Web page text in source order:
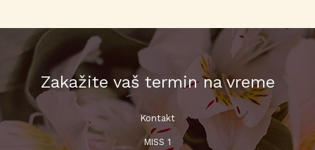
Zakažite vaš termin na vreme
Kontakt
MISS 1